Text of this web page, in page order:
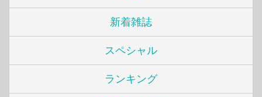
新着雑誌
スペシャル
ランキング